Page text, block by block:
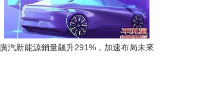
廣汽新能源銷量飆升291%，加速布局未來